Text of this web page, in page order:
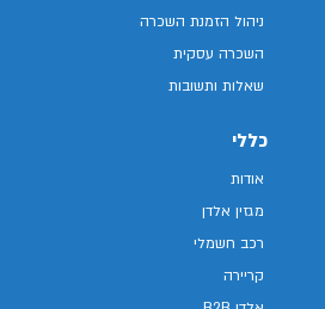
ניהול הזמנת השכרה
השכרה עסקית
שאלות ותשובות
כללי
אודות
מגזין אלדן
רכב חשמלי
קריירה